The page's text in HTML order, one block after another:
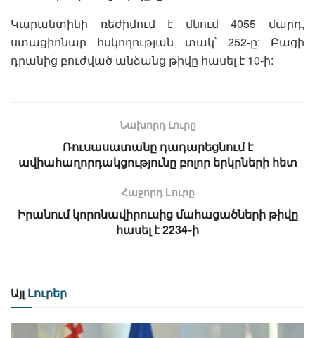
Կարանտինի ռեժիմում է մնում 4055 մարդ,
ստացիոնար հսկողության տակ՝ 252-ը: Բացի
դրանից բուժված անձանց թիվը հասել է 10-ի:
Նախորդ Լուրը
Ռուսասատանը դադարեցնում է
ավիահաղորդակցությունը բոլոր երկրների հետ
Հաջորդ Lուրը
Իրանում կորոնավիրուսից մահացածների թիվը
հասել է 2234֊ի
Այլ Լուրեր